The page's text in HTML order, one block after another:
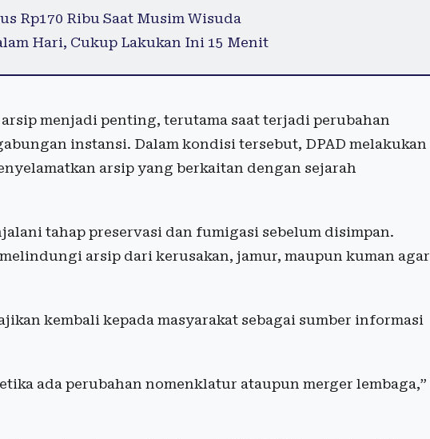
Rp170 Ribu Saat Musim Wisuda
Hari, Cukup Lakukan Ini 15 Menit
menjadi penting, terutama saat terjadi perubahan
instansi. Dalam kondisi tersebut, DPAD melakukan
arsip yang berkaitan dengan sejarah
tahap preservasi dan fumigasi sebelum disimpan.
arsip dari kerusakan, jamur, maupun kuman agar
kembali kepada masyarakat sebagai sumber informasi
ada perubahan nomenklatur ataupun merger lembaga,”